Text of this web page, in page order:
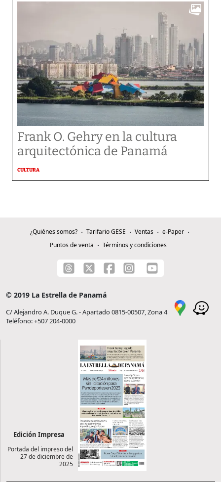
Frank O. Gehry en la cultura
arquitectónica de Panamá
CULTURA
¿Quiénes somos? Tarifario GESE Ventas
e-Paper
Puntos de venta
Términos y condiciones
© 2019 La Estrella de Panamá
C/ Alejandro A. Duque G. - Apartado 0815-00507, Zona 4
Teléfono: +507 204-0000
Edición Impresa
Portada del impreso del
27 de diciembre de
2025